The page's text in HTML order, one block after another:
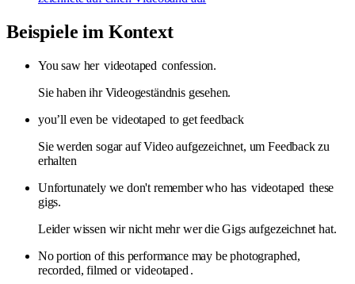
Beispiele im Kontext
You saw her videotaped confession.
Sie haben ihr Videogeständnis gesehen.
you’ll even be videotaped to get feedback
Sie werden sogar auf Video aufgezeichnet, um Feedback zu
erhalten
Unfortunately we don't remember who has videotaped these
gigs.
Leider wissen wir nicht mehr wer die Gigs aufgezeichnet hat.
No portion of this performance may be photographed,
recorded, filmed or videotaped .